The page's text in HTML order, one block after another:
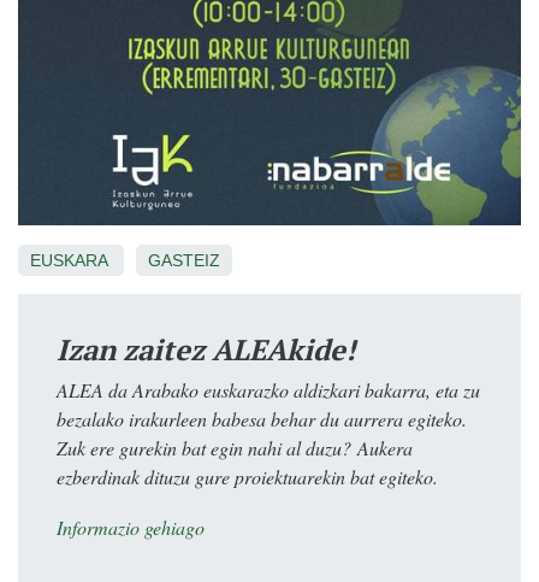
EUSKARA GASTEIZ
Izan zaitez ALEAkide!
ALEA da Arabako euskarazko aldizkari bakarra, eta zu
bezalako irakurleen babesa behar du aurrera egiteko.
Zuk ere gurekin bat egin nahi al duzu? Aukera
ezberdinak dituzu gure proiektuarekin bat egiteko.
Informazio gehiago